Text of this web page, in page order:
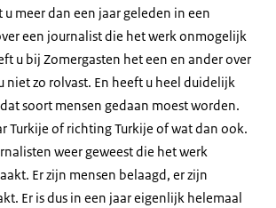
meer dan een jaar geleden in een
een journalist die het werk onmogelijk
u bij Zomergasten het een en ander over
niet zo rolvast. En heeft u heel duidelijk
soort mensen gedaan moest worden.
Turkije of richting Turkije of wat dan ook.
weer geweest die het werk
Er zijn mensen belaagd, er zijn
Er is dus in een jaar eigenlijk helemaal